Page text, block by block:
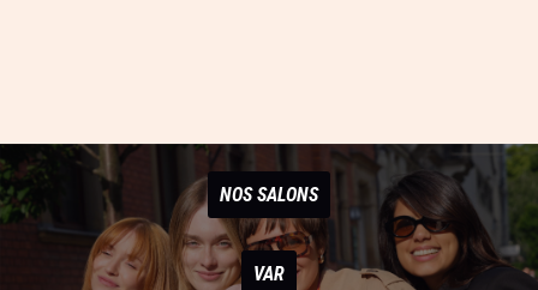
NOS SALONS
VAR